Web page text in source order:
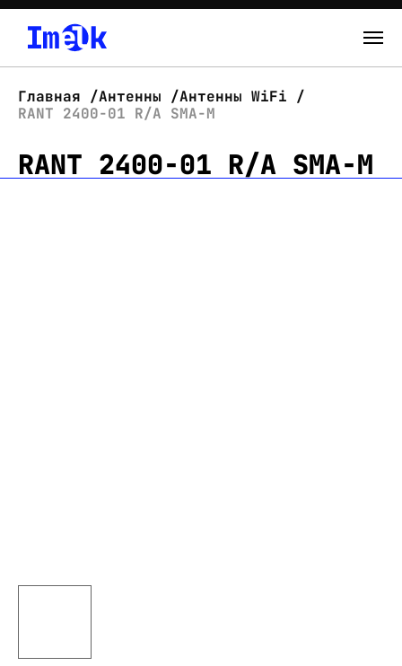
О нас
Новости
Главная Антенны
Антенны WiFi
RANT 2400-01 R/A SMA-M
RANT 2400-01 R/A SMA-M